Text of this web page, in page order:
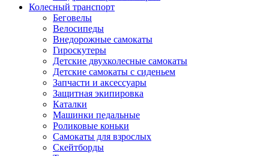
Колесный транспорт
Беговелы
Велосипеды
Внедорожные самокаты
Гироскутеры
Детские двухколесные самокаты
Детские самокаты с сиденьем
Запчасти и аксессуары
Защитная экипировка
Каталки
Машинки педальные
Роликовые коньки
Самокаты для взрослых
Скейтборды